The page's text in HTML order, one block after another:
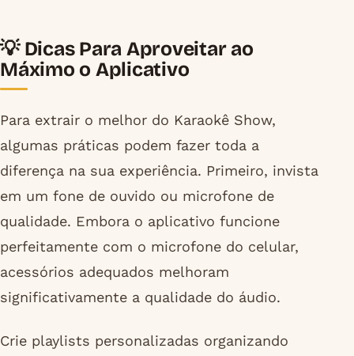
💡 Dicas Para Aproveitar ao
Máximo o Aplicativo
Para extrair o melhor do Karaokê Show,
algumas práticas podem fazer toda a
diferença na sua experiência. Primeiro, invista
em um fone de ouvido ou microfone de
qualidade. Embora o aplicativo funcione
perfeitamente com o microfone do celular,
acessórios adequados melhoram
significativamente a qualidade do áudio.
Crie playlists personalizadas organizando